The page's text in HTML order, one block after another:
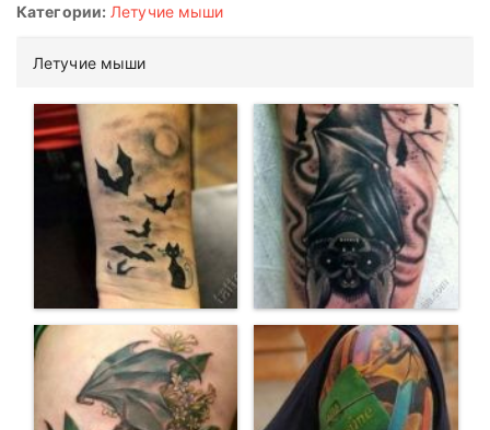
Категории: Летучие мыши
Летучие мыши